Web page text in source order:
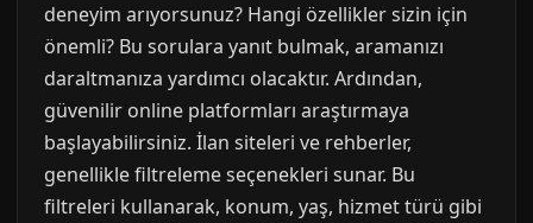
deneyim arıyorsunuz? Hangi özellikler sizin için
önemli? Bu sorulara yanıt bulmak, aramanızı
daraltmanıza yardımcı olacaktır. Ardından,
güvenilir online platformları araştırmaya
başlayabilirsiniz. İlan siteleri ve rehberler,
genellikle filtreleme seçenekleri sunar. Bu
filtreleri kullanarak, konum, yaş, hizmet türü gibi